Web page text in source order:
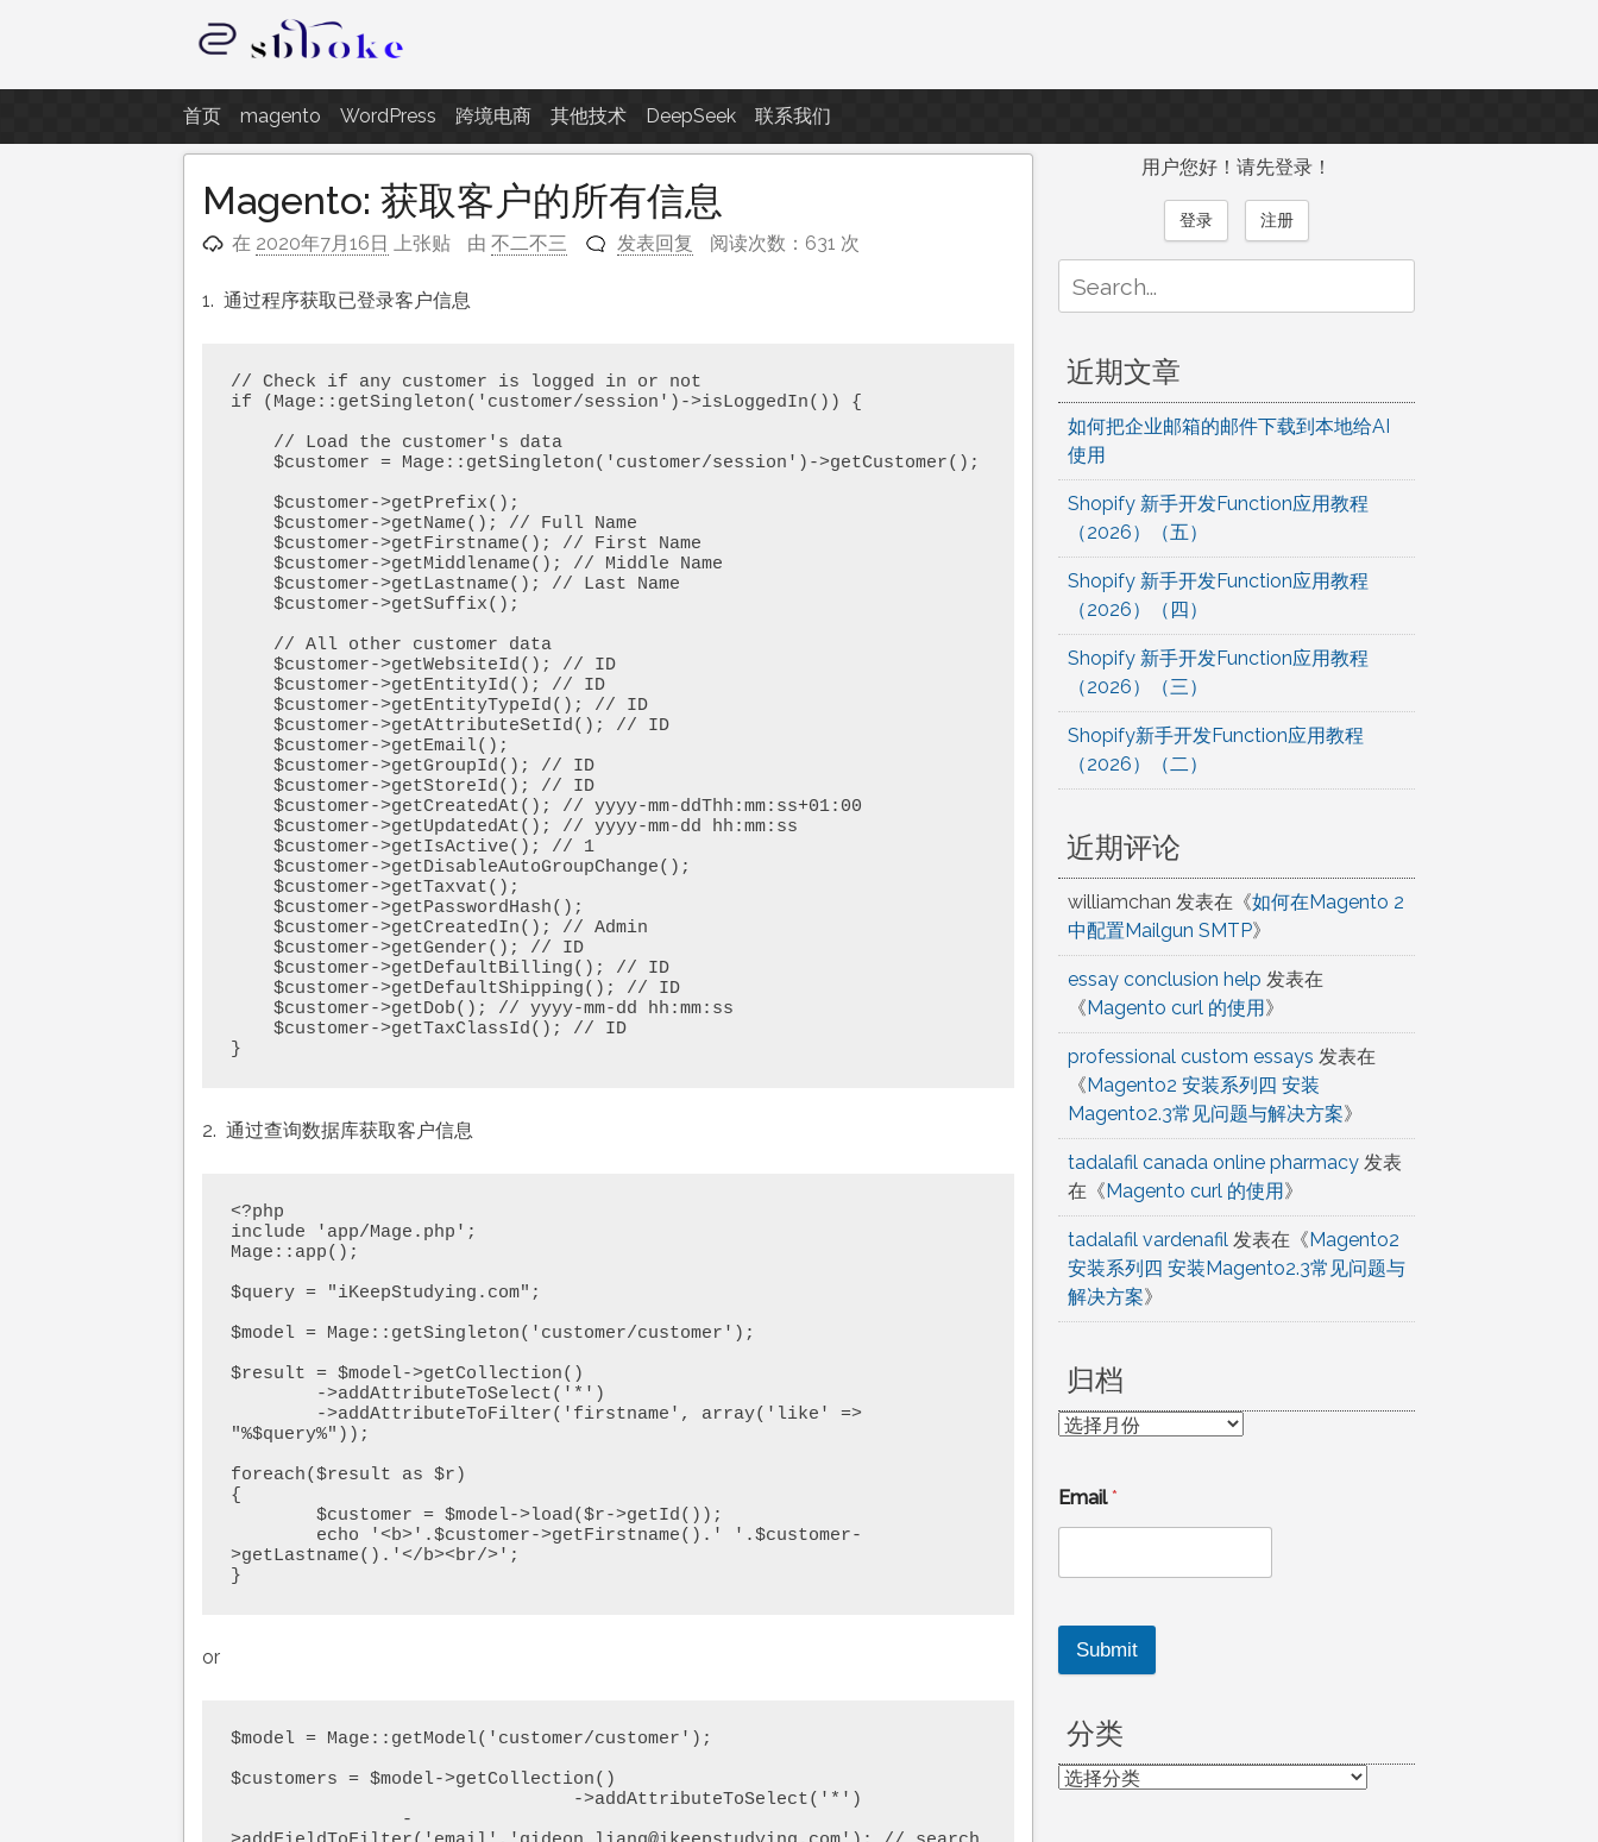
至
内
容
记录跨境电商独立站开发遇到的点点滴滴
首页 magento WordPress 跨境电商 其他技术 DeepSeek 联系我们
Magento: 获取客户的所有信息
在 2020年7月16日 上张贴 由不二不三 发表回复 阅读次数：631 次
1. 通过程序获取已登录客户信息
// Check if any customer is logged in or not
if (Mage::getSingleton('customer/session')->isLoggedIn()) {
}
2. 通过查询数据库获取客户信息
<?php
include 'app/Mage.php';
Mage::app();
$query = "iKeepStudying.com";
$model = Mage::getSingleton('customer/customer');
$result = $model->getCollection()
"%$query%"));
foreach($result as $r)
{
>getLastname().'</b><br/>';
}
or
$model = Mage::getModel('customer/customer');
$customers = $model->getCollection()
用户您好！请先登录！
登录 注册
for:
近期文章
如何把企业邮箱的邮件下载到本地给AI
使用
Shopify 新手开发Function应用教程
（2026）（五）
Shopify 新手开发Function应用教程
（2026）（四）
Shopify 新手开发Function应用教程
（2026）（三）
Shopify新手开发Function应用教程
（2026）（二）
近期评论
williamchan 发表在《如何在Magento 2
中配置Mailgun SMTP》
essay conclusion help 发表在
《Magento curl 的使用》
professional custom essays 发表在
《Magento2 安装系列四 安装
Magento2.3常见问题与解决方案》
tadalafil canada online pharmacy发表
在《Magento curl 的使用》
tadalafil vardenafil发表在《Magento2
安装系列四 安装Magento2.3常见问题与
解决方案》
归档
归
Email*
Submit
分类
分